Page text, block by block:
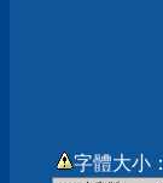
字體大小：